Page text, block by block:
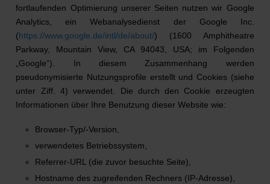
fortlaufenden Optimierung unserer Seiten nutzen wir Google
Analytics, ein Webanalysedienst der Google Inc.
(https://www.google.de/intl/de/about/) (1600 Amphitheatre
Parkway, Mountain View, CA 94043, USA; im Folgenden
„Google“). In diesem Zusammenhang werden
pseudonymisierte Nutzungsprofile erstellt und Cookies (siehe
unter Ziff. 4) verwendet. Die durch den Cookie erzeugten
Informationen über Ihre Benutzung dieser Website wie:
Browser-Typ/-Version,
verwendetes Betriebssystem,
Referrer-URL (die zuvor besuchte Seite),
Hostname des zugreifenden Rechners (IP-Adresse),